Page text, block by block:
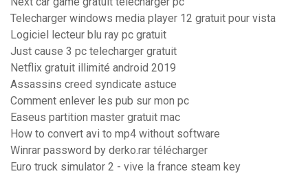
Telecharger windows media player 12 gratuit pour vista
Logiciel lecteur blu ray pc gratuit
Just cause 3 pc telecharger gratuit
Netflix gratuit illimité android 2019
Assassins creed syndicate astuce
Comment enlever les pub sur mon pc
Easeus partition master gratuit mac
How to convert avi to mp4 without software
Winrar password by derko.rar télécharger
Euro truck simulator 2 - vive la france steam key